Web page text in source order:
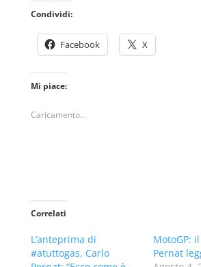
Condividi:
Facebook X
Mi piace:
Caricamento...
Correlati
L’anteprima di
#atuttogas, Carlo
MotoGP:
Pernat